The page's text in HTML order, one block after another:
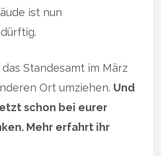
ist nun
Standesamt im März
Ort umziehen. Und
schon bei eurer
Mehr erfahrt ihr